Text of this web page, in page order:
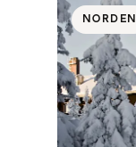
NORDEN